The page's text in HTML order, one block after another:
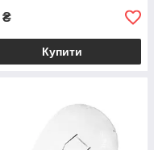
₴
Купити